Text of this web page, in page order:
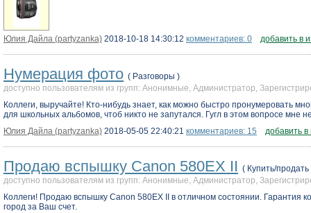
Юлия Дайла (partyzanka) 2018-10-18 14:30:12 комментариев: 0 добавить в
Нумерация фото ( Разговоры )
доступно пользователям из групп: Анонимные, Администратор,
Коллеги, выручайте! Кто-нибудь знает, как можно быстро пронумеровать
для школьных альбомов, чтоб никто не запутался. Гугл в этом вопросе мне
Юлия Дайла (partyzanka) 2018-05-05 22:40:21 комментариев: 15 добавить
Продаю вспышку Canon 580EX II ( Купить/продать
доступно пользователям из групп: Анонимные, Администратор,
Коллеги! Продаю вспышку Canon 580EX II в отличном состоянии. Гарантия
город за Ваш счет.